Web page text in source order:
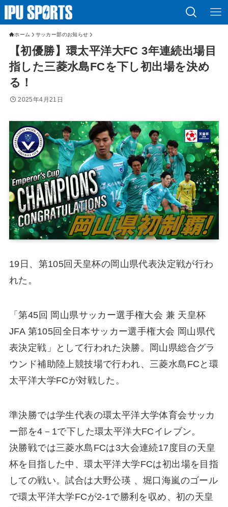
ホーム サッカー部のお知らせ
【初優勝】環太平洋大FC 3年連続出場目
指した三菱水島FCを下し初出場を決め
る！
2025年4月21日
19日、第105回天皇杯の岡山県代表決定戦が行わ
れた。
「第45回 岡山県サッカー選手権大会 兼 天皇杯
JFA 第105回全日本サッカー選手権大会 岡山県代
表決定戦」として行われた決勝。岡山県総合グラ
ウンド補助陸上競技場で行われ、三菱水島FCと環
太平洋大学FCが対戦した。
準決勝では学生代表の環太平洋大学体育会サッカ
ー部を4－1で下した環太平洋大FCイレブン。
決勝戦では三菱水島FCは3大会連続17度目の天皇
杯を目指した中、環太平洋大学FCは初出場を目指
しての戦い。試合は大野公瑛 、堀口海嵐のゴール
で環太平洋大学FCが2-1で勝利を収め、初の天皇